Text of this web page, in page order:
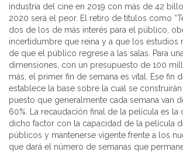
industria del cine en 2019 con más de 42
2020 será el peor. El retiro de títulos como
dos de los de más interés para el público,
incertidumbre que reina y a que los estudios
de que el público regrese a las salas. Para
dimensiones, con un presupuesto de 100
más, el primer fin de semana es vital. Ese fin
establece la base sobre la cual se
puesto que generalmente cada semana van
60%. La recaudación final de la película es
dicho factor con la capacidad de la película
públicos y mantenerse vigente frente a los
que dará el número de semanas que